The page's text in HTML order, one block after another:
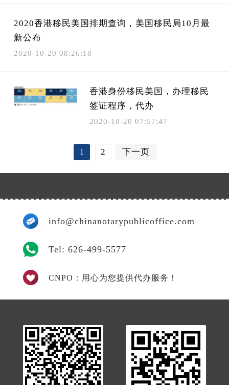
2020香港移民美国排期查询，美国移民局10月最
新公布
2020-10-20 08:26:18
香港身份移民美国，办理移民
签证程序，代办
2020-10-20 07:57:47
1 2 下一页
info@chinanotarypublicoffice.com
Tel: 626-499-5577
CNPO：用心为您提供代办服务！